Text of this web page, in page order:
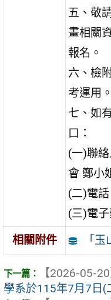
五、敬
畫相關
報名。
六、檢
考運用。
七、如
口：
(一)聯
會 鄭小
(二)電
(三)電
相關附件
「
【2026-05-20
學系於115年7月7日(